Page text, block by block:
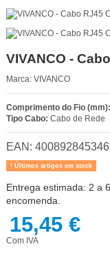
VIVANCO -
Marca: VIVANCO
Comprimento do Fio (mm):
Tipo Cabo: Cabo de Rede
EAN:
Últimos artigos em stock
Entrega estimada: 2 a
encomenda.
15,45 €
Com IVA